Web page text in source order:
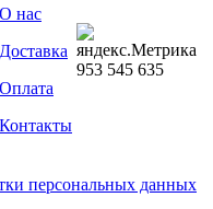
О нас
Доставка
Оплата
Контакты
953 545 635
персональных данных